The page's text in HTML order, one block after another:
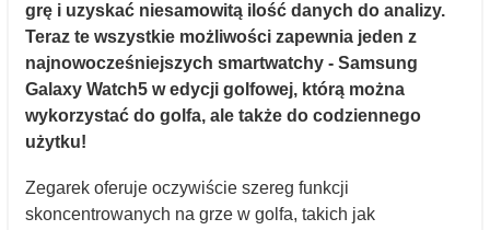
grę i uzyskać niesamowitą ilość danych do analizy.
Teraz te wszystkie możliwości zapewnia jeden z
najnowocześniejszych smartwatchy - Samsung
Galaxy Watch5 w edycji golfowej, którą można
wykorzystać do golfa, ale także do codziennego
użytku!
Zegarek oferuje oczywiście szereg funkcji
skoncentrowanych na grze w golfa, takich jak